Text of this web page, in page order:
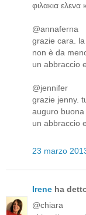
φιλακια
@annaferna
grazie cara.
non è da
un abbraccio
@jennifer
grazie jenny.
auguro buona
un abbraccio
23 marzo
Irene ha
@chiara